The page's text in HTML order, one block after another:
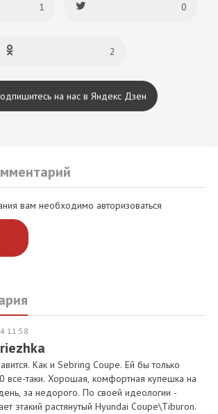
1 0
2
на нас в Яндекс Дзен
вам необходимо авторизоваться
11:58
Как и Sebring Coupe. Ей бы только
все-таки. Хорошая, комфортная купешка на
за недорого. По своей идеологии -
этакий растянутый Hyundai Coupe\Tiburon.